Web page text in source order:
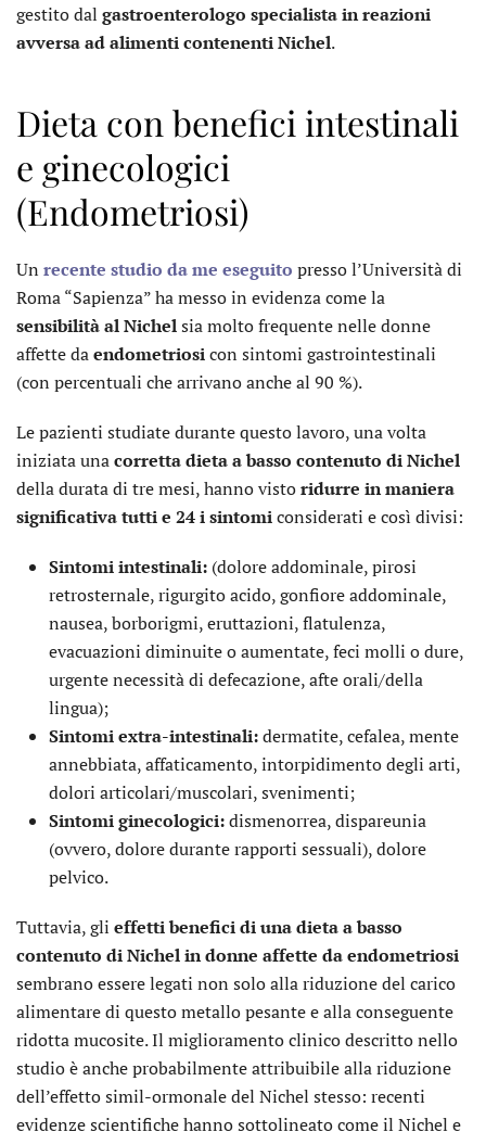
gestito dal gastroenterologo specialista in reazioni
avversa ad alimenticontenenti Nichel.
Dieta con benefici intestinali
e ginecologici
(Endometriosi)
Un recente studio da me eseguito presso l’Università di
Roma “Sapienza” ha messo in evidenza come la
sensibilità al Nichelsia molto frequente nelle donne
affette daendometriosicon sintomi gastrointestinali
(con percentuali che arrivano anche al 90 %).
Le pazienti studiate durante questo lavoro, una volta
iniziata unacorretta dieta a basso contenuto di Nichel
della durata di tre mesi, hanno vistoridurre in maniera
significativa tutti e 24 i sintomiconsiderati e così divisi:
Sintomi intestinali: (dolore addominale, pirosi
retrosternale, rigurgito acido, gonfiore addominale,
nausea, borborigmi, eruttazioni, flatulenza,
evacuazioni diminuite o aumentate, feci molli o dure,
urgente necessità di defecazione, afte orali/della
lingua);
Sintomi extra-intestinali:dermatite, cefalea, mente
annebbiata, affaticamento, intorpidimento degli arti,
dolori articolari/muscolari, svenimenti;
Sintomi ginecologici:dismenorrea, dispareunia
(ovvero, dolore durante rapporti sessuali), dolore
pelvico.
Tuttavia, gli effetti benefici di una dieta a basso
contenuto di Nichel in donne affette da endometriosi
sembrano essere legati non solo alla riduzione del carico
alimentare di questo metallo pesante e alla conseguente
ridotta mucosite. Il miglioramento clinico descritto nello
studio è anche probabilmente attribuibile alla riduzione
dell’effetto simil-ormonale del Nichel stesso: recenti
evidenze scientifiche hanno sottolineato come il Nichel e